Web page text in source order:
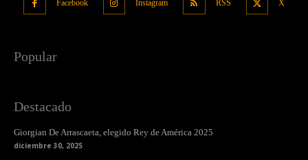
Facebook Instagram RSS X
Popular
Destacado
Giorgian De Arrascaeta, elegido Rey de América 2025
diciembre 30, 2025